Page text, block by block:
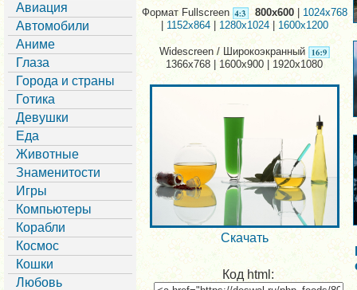
Авиация
Автомобили
Аниме
Глаза
Города и страны
Готика
Девушки
Еда
Животные
Знаменитости
Игры
Компьютеры
Корабли
Космос
Кошки
Любовь
Формат Fullscreen 800x600 | 1024x768
|1152x864 1280x1024| 1600x1200
Widescreen / Широкоэкранный
1366x768 | 1600x900 | 1920x1080
Скачать
Код html: